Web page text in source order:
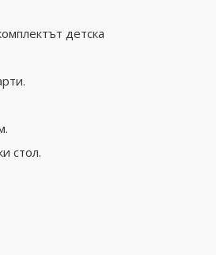
детска
стол.